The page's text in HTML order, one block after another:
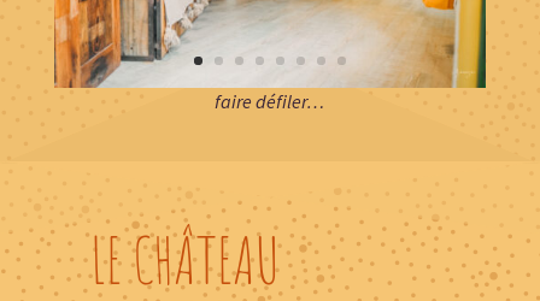
faire défiler…
LE CHÂTEAU